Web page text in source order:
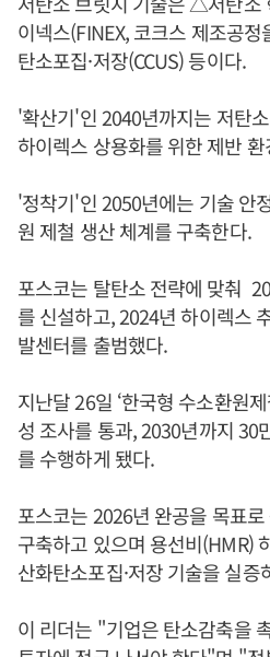
이넥스(FINEX, 코크스 제조공
탄소포집·저장(CCUS) 등이다.
'확산기'인 2040년까지는 저탄
하이렉스 상용화를 위한 제반
'정착기'인 2050년에는 기술 안
원 제철 생산 체계를 구축한다.
포스코는 탈탄소 전략에 맞춰
를 신설하고, 2024년 하이렉스
발센터를 출범했다.
지난달 26일 ‘한국형 수소환원
성 조사를 통과, 2030년까지 30
를 수행하게 됐다.
포스코는 2026년 완공을 목표
구축하고 있으며 용선비(HMR)
산화탄소포집·저장 기술을 실증
이 리더는 "기업은 탄소감축을